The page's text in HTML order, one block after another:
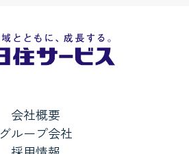
会社概要
グループ会社